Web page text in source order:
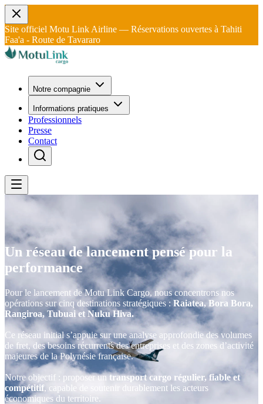
Site officiel Motu Link Airline — Réservations ouvertes à Tahiti
Faa'a - Route de Tavararo
Notre compagnie
Informations pratiques
Professionnels
Presse
Contact
Un réseau de lancement pensé pour la
performance
Pour le lancement de Motu Link Cargo, nous concentrons nos
opérations sur cinq destinations stratégiques : Raiatea, Bora Bora,
Rangiroa, Tubuai et Nuku Hiva.
Ce réseau initial s’appuie sur une analyse approfondie des volumes
de fret, des besoins récurrents des entreprises et des zones d’activité
majeures de la Polynésie française.
Notre objectif : proposer untransport cargo régulier, fiable et
compétitif, capable de soutenir durablement les acteurs
économiques du territoire.